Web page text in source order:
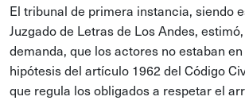
El tribunal de primera instancia, siendo
Juzgado de Letras de Los Andes,
demanda, que los actores no estaban
hipótesis del artículo 1962 del Código
que regula los obligados a respetar el